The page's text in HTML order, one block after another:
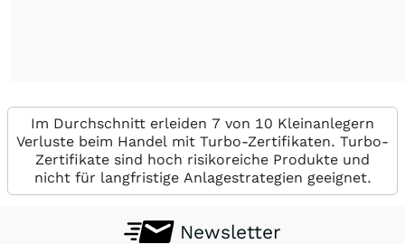
Im Durchschnitt erleiden 7 von 10 Kleinanlegern
Verluste beim Handel mit Turbo-Zertifikaten. Turbo-
Zertifikate sind hoch risikoreiche Produkte und
nicht für langfristige Anlagestrategien geeignet.
Newsletter